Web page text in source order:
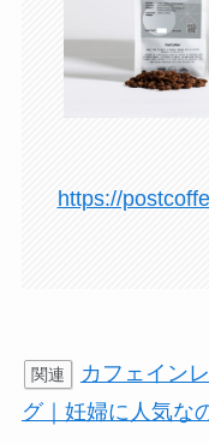
https://
関連
カフェイン
グ｜妊婦に人気な